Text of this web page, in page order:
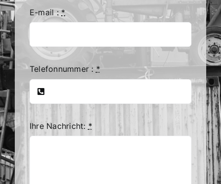
E-mail :*
Telefonnummer : *
Ihre Nachricht: *